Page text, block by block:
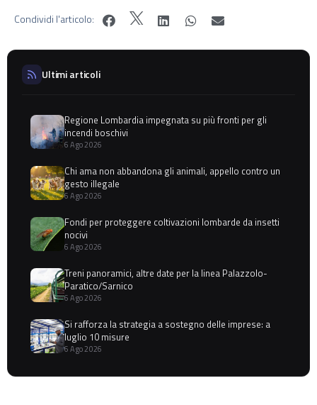
Condividi l'articolo:
Ultimi articoli
Regione Lombardia impegnata su più fronti per gli
incendi boschivi
6 Ago 2026
Chi ama non abbandona gli animali, appello contro un
gesto illegale
6 Ago 2026
Fondi per proteggere coltivazioni lombarde da insetti
nocivi
6 Ago 2026
Treni panoramici, altre date per la linea Palazzolo-
Paratico/Sarnico
6 Ago 2026
Si rafforza la strategia a sostegno delle imprese: a
luglio 10 misure
6 Ago 2026